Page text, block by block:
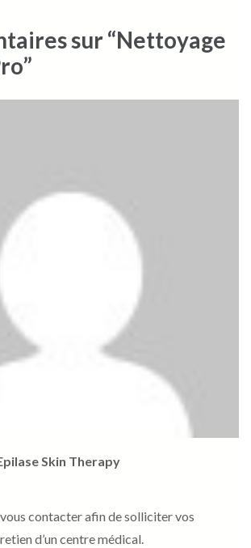
sur “Nettoyage
Skin Therapy
contacter afin de solliciter vos
d’un centre médical.